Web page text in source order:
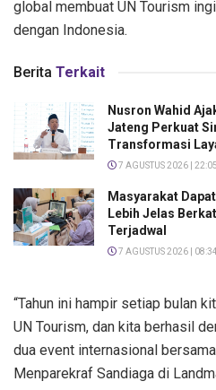
global membuat UN Tourism
dengan Indonesia.
Berita Terkait
Nusron Wahid
Jateng Perkuat
Transformasi
7 AGUSTUS 2026 |
Masyarakat
Lebih Jelas
Terjadwal
7 AGUSTUS 2026 |
“Tahun ini hampir setiap bulan
UN Tourism, dan kita berhasil
dua event internasional
Menparekraf Sandiaga di